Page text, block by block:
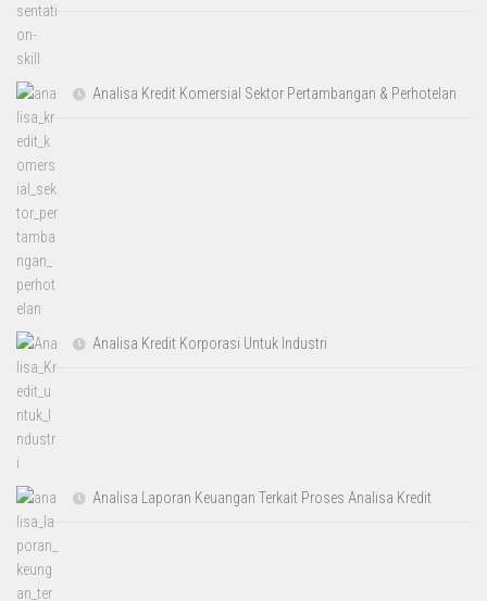
Analisa Kredit Komersial Sektor Pertambangan & Perhotelan
Analisa Kredit Korporasi Untuk Industri
Analisa Laporan Keuangan Terkait Proses Analisa Kredit